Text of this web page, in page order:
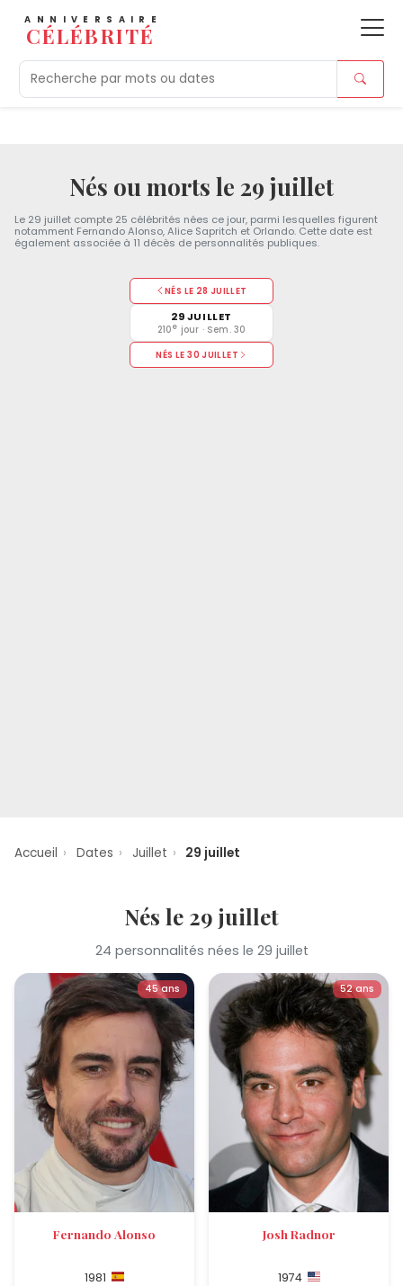
ANNIVERSAIRE
CÉLÉBRITÉ
Aujourd'hui Tendances Morts
Nés ou morts le 29 juillet
Le 29 juillet compte 25 célébrités nées ce jour, parmi lesquelles figurent
notamment Fernando Alonso, Alice Sapritch et Orlando. Cette date est
également associée à 11 décès de personnalités publiques.
NÉS LE 28 JUILLET
29 JUILLET
210e jour · Sem. 30
NÉS LE 30 JUILLET
Accueil › Dates › Juillet › 29 juillet
Nés le 29 juillet
24 personnalités nées le 29 juillet
45 ans
Fernando Alonso
1981
52 ans
Josh Radnor
1974